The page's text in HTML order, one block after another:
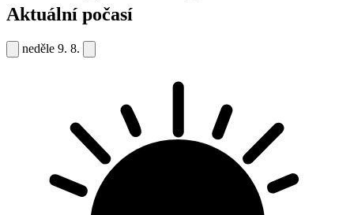
Aktuální počasí
neděle 9. 8.